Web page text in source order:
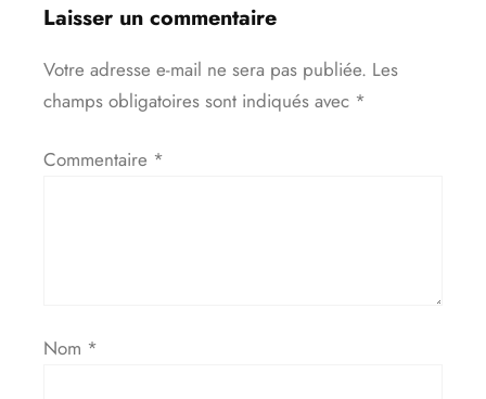
Laisser un commentaire
Votre adresse e-mail ne sera pas publiée. Les
champs obligatoires sont indiqués avec *
Commentaire *
Nom *